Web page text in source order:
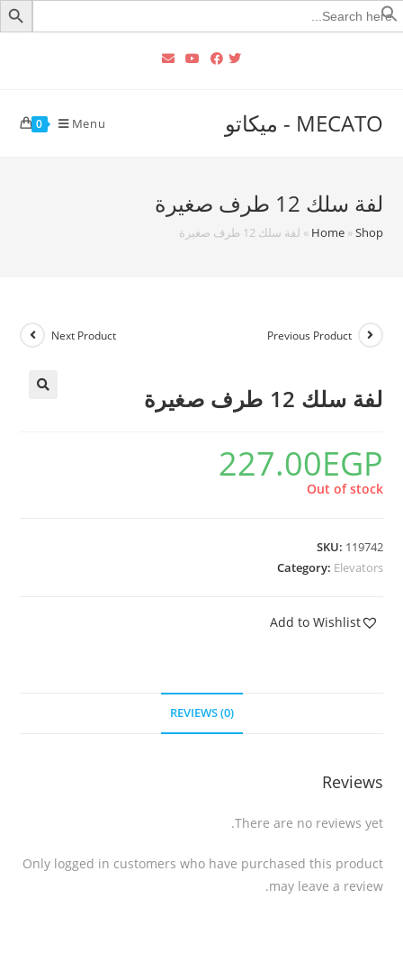
Search
for:
MECATO - ميكاتو 0 Menu
لفة سلك 12 طرف صغيرة
Home»Shop
» لفة سلك 12 طرف صغيرة
Previous Product
Next Product
لفة سلك 12 طرف صغيرة
227.00EGP
Out of stock
SKU: 119742
Category: Elevators
Add to Wishlist
REVIEWS (0)
Reviews
There are no reviews yet.
Only logged in customers who have purchased this product
may leave a review.